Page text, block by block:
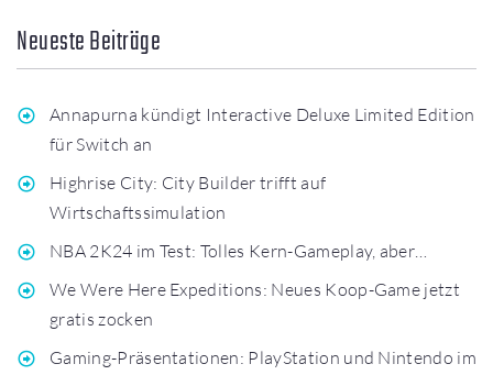
Neueste Beiträge
Annapurna kündigt Interactive Deluxe Limited Edition
für Switch an
Highrise City: City Builder trifft auf
Wirtschaftssimulation
NBA 2K24 im Test: Tolles Kern-Gameplay, aber…
We Were Here Expeditions: Neues Koop-Game jetzt
gratis zocken
Gaming-Präsentationen: PlayStation und Nintendo im